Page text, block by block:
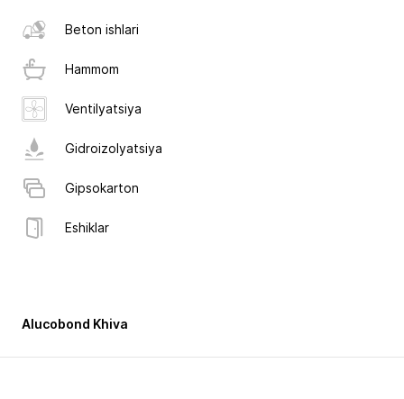
Beton ishlari
Hammom
Ventilyatsiya
Gidroizolyatsiya
Gipsokarton
Eshiklar
Alucobond Khiva